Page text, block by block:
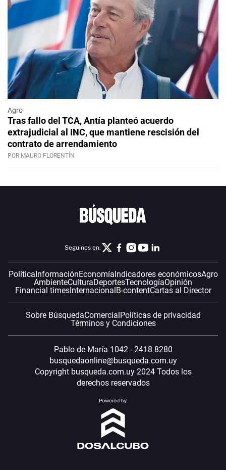
Agro
Tras fallo del TCA, Antía planteó acuerdo
extrajudicial al INC, que mantiene rescisión del
contrato de arrendamiento
POR MAURO FLORENTÍN
Seguinos en:
PolíticaInformaciónEconomíaIndicadores económicosAgro
AmbienteCulturaDeportesTecnologíaOpinión
Financial timesInternacionalB-contentCartas al Director
Sobre BúsquedaComercialPolíticas de privacidad
Términos y Condiciones
Pablo de María 1042 - 2418 8280
busquedaonline@busqueda.com.uy
Copyright busqueda.com.uy 2024 Todos los
derechos reservados